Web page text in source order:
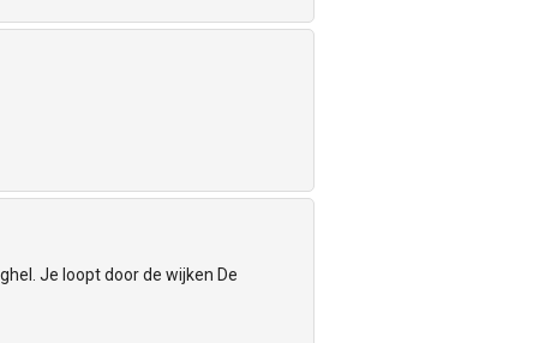
Je loopt door de wijken De